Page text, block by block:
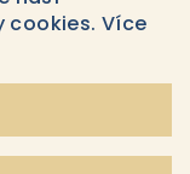
cookies. Více